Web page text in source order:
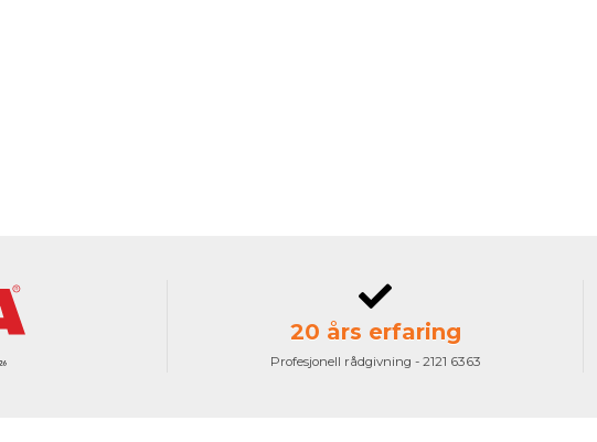
20 års erfaring
Profesjonell rådgivning - 2121 6363